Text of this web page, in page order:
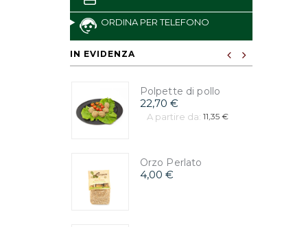
ORDINA PER TELEFONO
IN EVIDENZA
Polpette di pollo
22,70 €
A partire da: 11,35 €
Orzo Perlato
4,00 €